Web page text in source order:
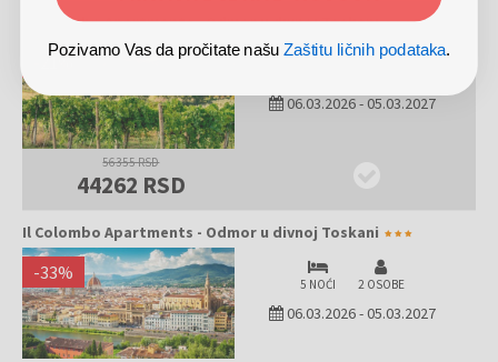
Il Colombo Apartments - Odmor u divnoj Toskani
21 %
06.03.2026- 05.03.2027
56355 RSD
44262 RSD
Il Colombo Apartments - Odmor u divnoj Toskani
-33% 5 NOĆI 2 OSOBE
06.03.2026-05.03.2027
Pozivamo Vas da pročitate našuZaštitu ličnih podataka.